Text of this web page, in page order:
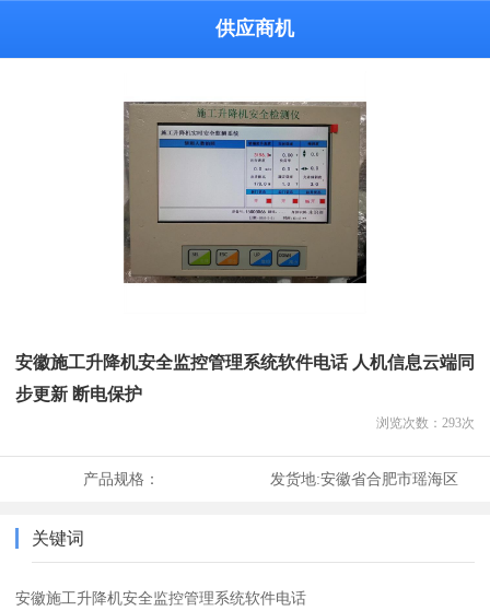
供应商机
安徽施工升降机安全监控管理系统软件电话 人机信息云端同
步更新 断电保护
浏览次数： 293次
产品规格： 发货地:安徽省合肥市瑶海区
关键词
安徽施工升降机安全监控管理系统软件电话